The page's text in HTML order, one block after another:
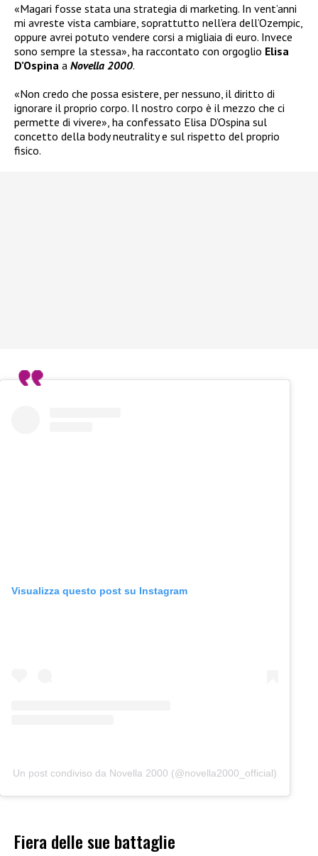
«Magari fosse stata una strategia di marketing. In vent’anni
mi avreste vista cambiare, soprattutto nell’era dell’Ozempic,
oppure avrei potuto vendere corsi a migliaia di euro. Invece
sono sempre la stessa», ha raccontato con orgoglio Elisa
D’Ospina a Novella 2000.
«Non credo che possa esistere, per nessuno, il diritto di
ignorare il proprio corpo. Il nostro corpo è il mezzo che ci
permette di vivere», ha confessato Elisa D’Ospina sul
concetto della body neutrality e sul rispetto del proprio
fisico.
Visualizza questo post su Instagram
Un post condiviso da Novella 2000 (@novella2000_official)
Fiera delle sue battaglie